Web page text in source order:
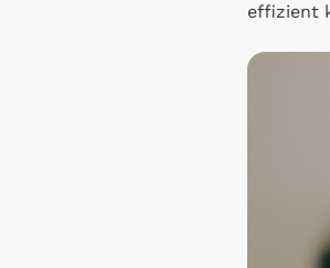
effizient